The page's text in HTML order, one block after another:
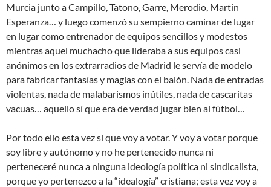
Murcia junto a Campillo, Tatono, Garre, Merodio, Martin
Esperanza… y luego comenzó su sempierno caminar de lugar
en lugar como entrenador de equipos sencillos y modestos
mientras aquel muchacho que lideraba a sus equipos casi
anónimos en los extrarradios de Madrid le servía de modelo
para fabricar fantasías y magías con el balón. Nada de entradas
violentas, nada de malabarismos inútiles, nada de cascaritas
vacuas… aquello sí que era de verdad jugar bien al fútbol…
Por todo ello esta vez sí que voy a votar. Y voy a votar porque
soy libre y autónomo y no he pertenecido nunca ni
perteneceré nunca a ninguna ideología política ni sindicalista,
porque yo pertenezco a la “idealogía” cristiana; esta vez voy a